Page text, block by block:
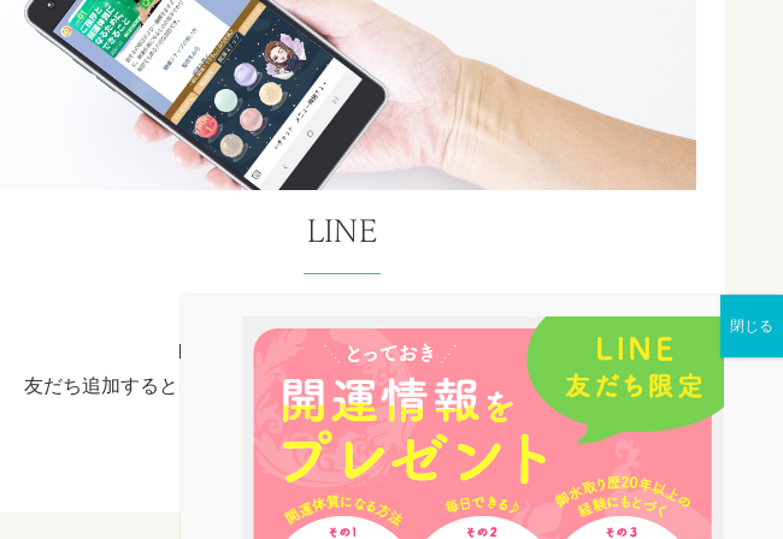
LINE
LINE公式アカウントを使って鑑定予約
友だち追加すると、毎月の運勢やおすすめの神社情報もゲットできます。
LINEの紹介ページ